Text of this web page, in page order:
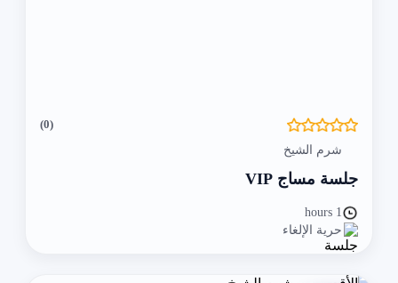
(0)
شرم الشيخ
جلسة مساج VIP
1 hours
حرية الإلغاء